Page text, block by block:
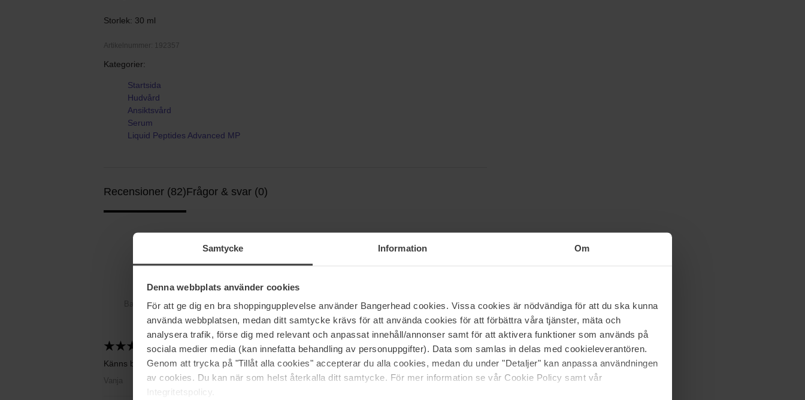
Samtycke Information Om
Denna webbplats använder cookies
För att ge dig en bra shoppingupplevelse använder Bangerhead cookies. Vissa cookies är nödvändiga för att du ska kunna
använda webbplatsen, medan ditt samtycke krävs för att använda cookies för att förbättra våra tjänster, mäta och
analysera trafik, förse dig med relevant och anpassat innehåll/annonser samt för att aktivera funktioner som används på
sociala medier media (kan innefatta behandling av personuppgifter). Data som samlas in delas med cookieleverantören.
Genom att trycka på "Tillåt alla cookies" accepterar du alla cookies, medan du under "Detaljer" kan anpassa användningen
av cookies. Du kan när som helst återkalla ditt samtycke. För mer information se vår Cookie Policy samt vår
Integritetspolicy.
Storlek: 30 ml
Artikelnummer: 192357
Kategorier:
Startsida
Hudvård
Ansiktsvård
Serum
Liquid Peptides Advanced MP
Recensioner (82)Frågor & svar (0)
4.8
Baserat på 82 recensioner
0%
2026-07-20
Känns bra men har bara använt den någon vecka ännu
Vanja